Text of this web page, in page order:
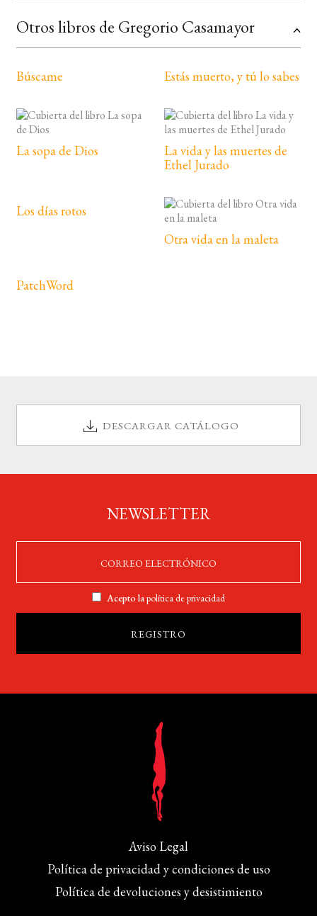
Otros libros de Gregorio Casamayor
Búscame Estás muerto, y tú lo sabes
La sopa de Dios
La vida y las muertes de
Ethel Jurado
Los días rotos
Otra vida en la maleta
PatchWord
DESCARGAR CATÁLOGO
NEWSLETTER
Acepto lapolítica de privacidad
Aviso Legal
Política de privacidad y condiciones de uso
Política de devoluciones y desistimiento